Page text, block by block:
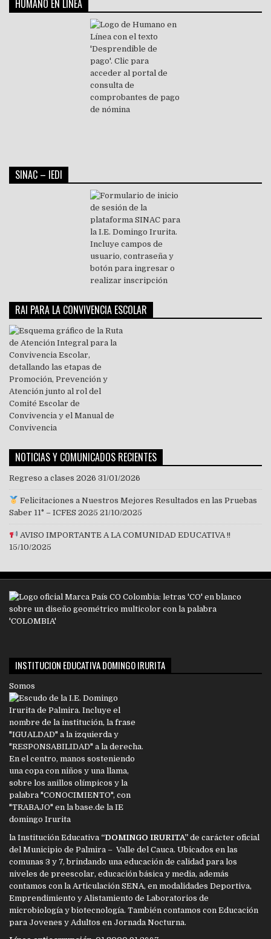
HUMANO EN LÍNEA
SINAC – IEDI
RAI PARA LA CONVIVENCIA ESCOLAR
NOTICIAS Y COMUNICADOS RECIENTES
Regreso a clases 2026 31/01/2026
Felicitaciones a Nuestros Mejores Resultados en las Pruebas
Saber 11° – ICFES 2025 21/10/2025
AVISO IMPORTANTE A LA COMUNIDAD EDUCATIVA !!
15/10/2025
INSTITUCION EDUCATIVA DOMINGO IRURITA
Somos
la Institución Educativa “DOMINGO IRURITA” de carácter oficial
del Municipio de Palmira – Valle del Cauca. Ubicados en las
comunas 3 y 7, brindando una educación de calidad para los
niveles de preescolar, educación básica y media, además
contamos con la Articulación SENA, en modalidades Deportiva,
Emprendimiento y Alistamiento de Laboratorios de
microbiología y biotecnología. También contamos con Educación
para Jovenes y Adultos en Jornada Nocturna.